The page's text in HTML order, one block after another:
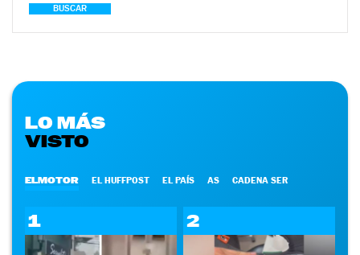
BUSCAR
LO MÁS
VISTO
ELMOTOR EL HUFFPOST EL PAÍS AS CADENA SER
1 2